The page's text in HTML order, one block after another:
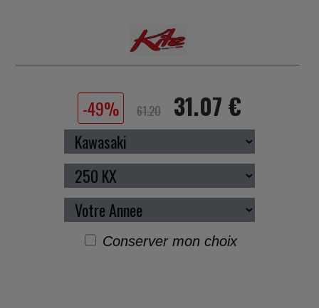
-49% 61.20 31.07 €
Conserver mon choix